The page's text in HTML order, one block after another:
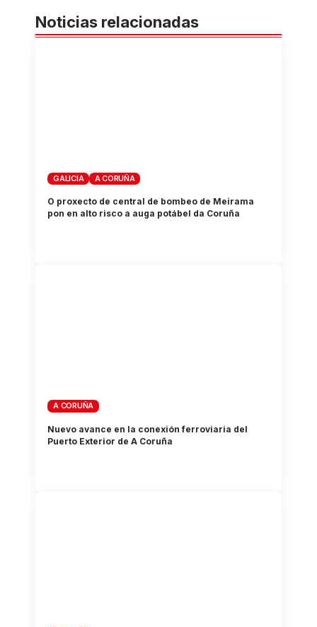
Noticias relacionadas
GALICIA A CORUÑA
O proxecto de central de bombeo de Meirama
pon en alto risco a auga potábel da Coruña
A CORUÑA
Nuevo avance en la conexión ferroviaria del
Puerto Exterior de A Coruña